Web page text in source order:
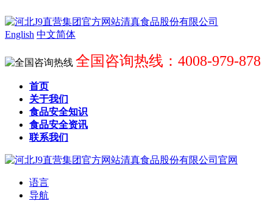
English 中文简体
全国咨询热线：4008-979-878
首页
关于我们
食品安全知识
食品安全资讯
联系我们
语言
导航